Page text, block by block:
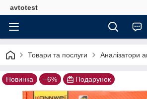
avtotest
Товари та послуги Аналізатори
Новинка –6% Подарунок